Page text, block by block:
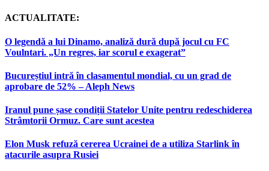
ACTUALITATE:
O legendă a lui Dinamo, analiză dură după jocul cu FC
Voulntari. „Un regres, iar scorul e exagerat”
Bucureștiul intră în clasamentul mondial, cu un grad de
aprobare de 52% – Aleph News
Iranul pune șase condiții Statelor Unite pentru redeschiderea
Strâmtorii Ormuz. Care sunt acestea
Elon Musk refuză cererea Ucrainei de a utiliza Starlink în
atacurile asupra Rusiei